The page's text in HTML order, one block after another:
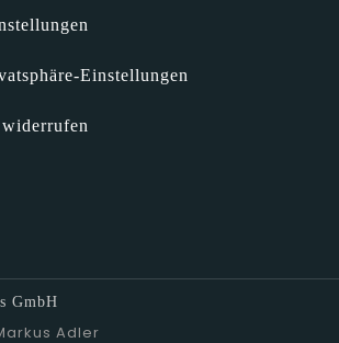
Einstellungen
GmbH
Adler